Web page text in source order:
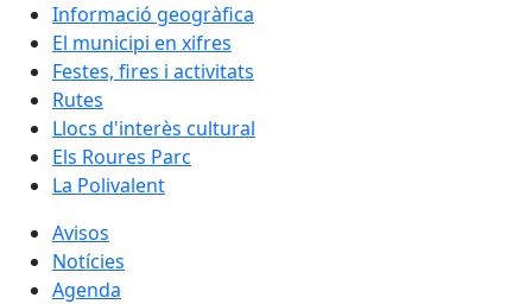
Informació geogràfica
El municipi en xifres
Festes, fires i activitats
Rutes
Llocs d'interès cultural
Els Roures Parc
La Polivalent
Avisos
Notícies
Agenda